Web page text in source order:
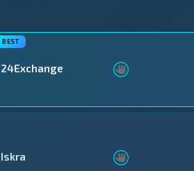
24Exchange
Iskra